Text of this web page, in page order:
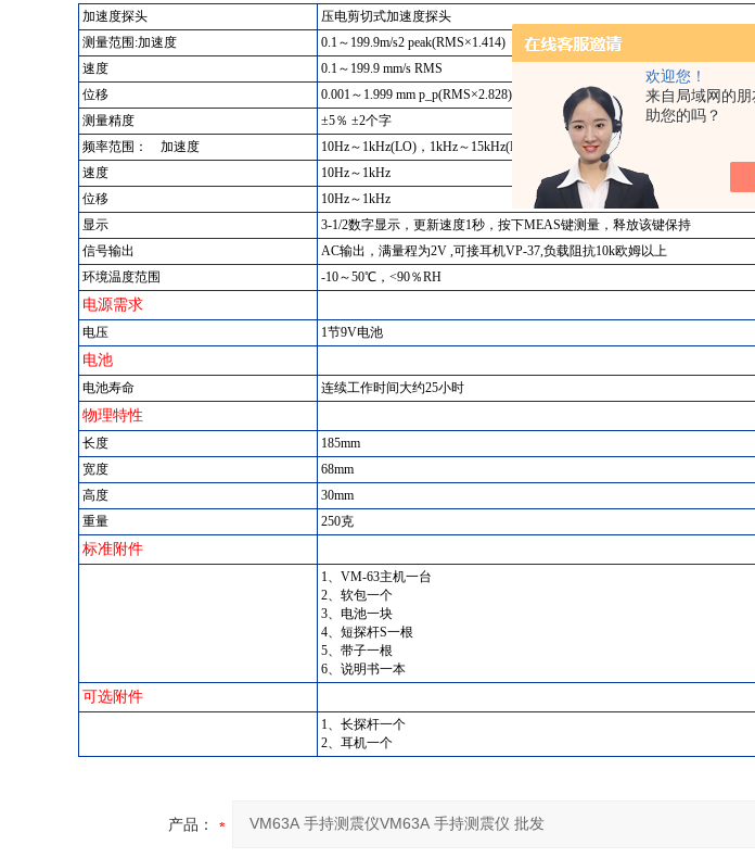
欢迎您！
来自局域网的
助您的吗？
加速度探头
压电剪切式加速度探头
测量范围:加速度
0.1～199.9m/s2 peak(RMS×1.414)
速度
0.1～199.9 mm/s RMS
位移
0.001～1.999 mm p_p(RMS×2.828)
测量精度
±5％ ±2个字
频率范围： 加速度
10Hz～1kHz(LO)，1kHz～15kHz(HI)
速度
10Hz～1kHz
位移
10Hz～1kHz
显示
3-1/2数字显示，更新速度1秒，按下MEAS键测量，释放该键保持
信号输出
AC输出，满量程为2V ,可接耳机VP-37,负载阻抗10k欧姆以上
环境温度范围
-10～50℃，<90％RH
电源需求
电压 1节9V电池
电池
电池寿命 连续工作时间大约25小时
物理特性
长度
185mm
宽度
68mm
高度
30mm
重量
250克
标准附件
1、VM-63主机一台
2、软包一个
3、电池一块
4、短探杆S一根
5、带子一根
6、说明书一本
可选附件
1、长探杆一个
2、耳机一个
产品：